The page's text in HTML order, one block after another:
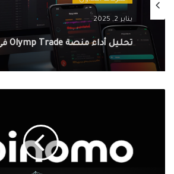
يناير 2, 2025
وتوقعات 2025